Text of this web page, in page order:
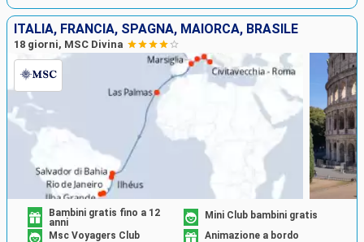
ITALIA, FRANCIA, SPAGNA, MAIORCA, BRASILE
18 giorni, MSC Divina
Bambini gratis fino a 12
anni
Mini Club bambini gratis
Msc Voyagers Club
Animazione a bordo